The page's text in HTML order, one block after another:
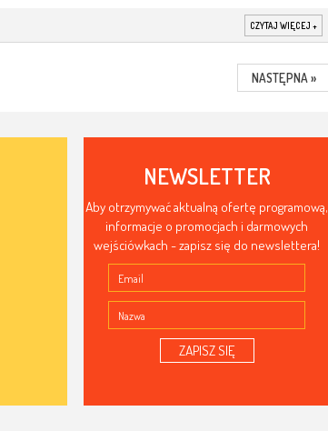
CZYTAJ WIĘCEJ +
NASTĘPNA »
NEWSLETTER
Aby otrzymywać aktualną ofertę programową,
informacje o promocjach i darmowych
wejściówkach - zapisz się do newslettera!
ZAPISZ SIĘ